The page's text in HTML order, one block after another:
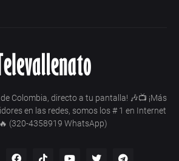
Colombia, directo a tu pantalla! 🎶📺 ¡Más
en las redes, somos los # 1 en Internet
(320-4358919 WhatsApp)